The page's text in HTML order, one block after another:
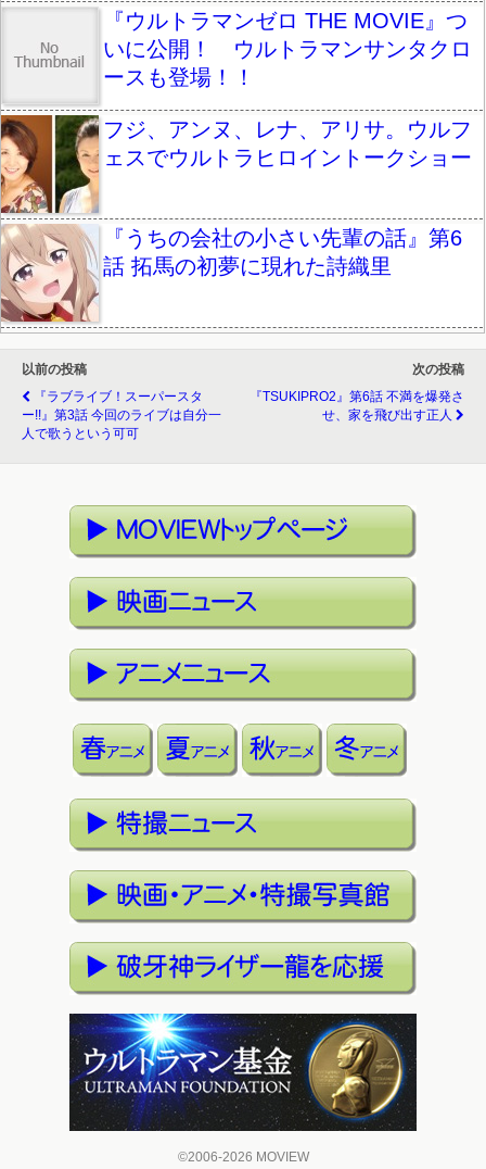
『ウルトラマンゼロ THE MOVIE』つ
いに公開！ ウルトラマンサンタクロ
ースも登場！！
フジ、アンヌ、レナ、アリサ。ウルフ
ェスでウルトラヒロイントークショー
『うちの会社の小さい先輩の話』第6
話 拓馬の初夢に現れた詩織里
以前の投稿
『ラブライブ！スーパースタ
ー!!』第3話 今回のライブは自分一
人で歌うという可可
次の投稿
『TSUKIPRO2』第6話 不満を爆発さ
せ、家を飛び出す正人
©2006-2026 MOVIEW